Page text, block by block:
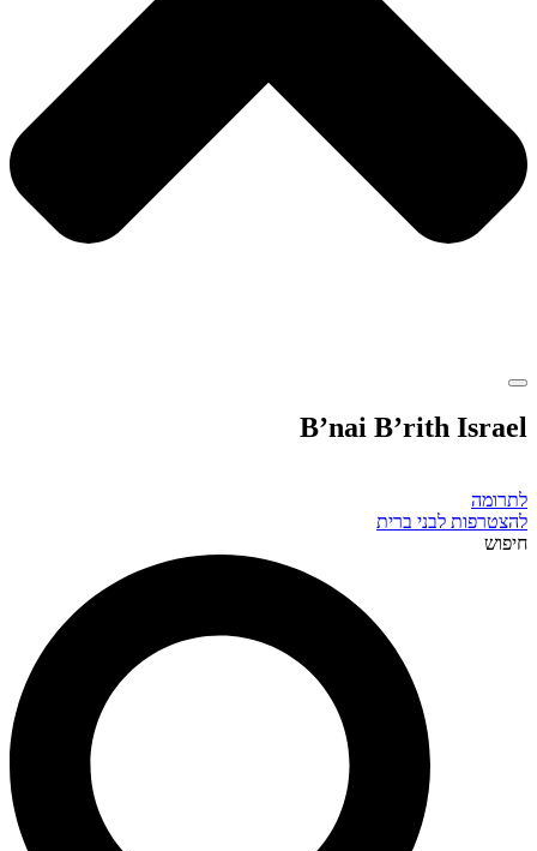
B’nai B’rith Israel
לתרומה
להצטרפות לבני ברית
חיפוש